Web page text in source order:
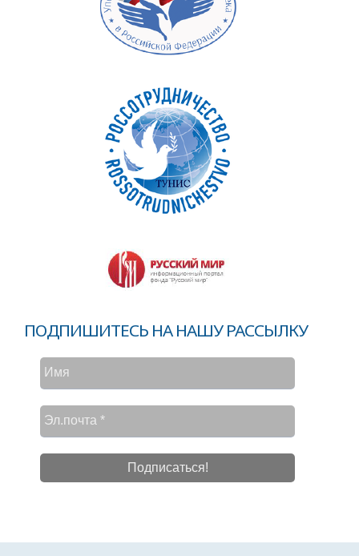
ПОДПИШИТЕСЬ НА НАШУ РАССЫЛКУ